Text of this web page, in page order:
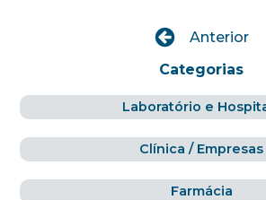
Anterior
Categorias
Laboratório e
Clínica / Empresas
Farmácia